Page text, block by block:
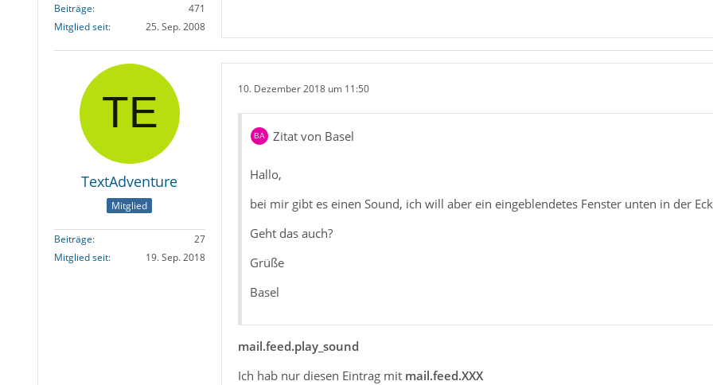
Beiträge
471
Mitglied seit
25. Sep. 2008
TextAdventure
Mitglied
Beiträge
27
Mitglied seit
19. Sep. 2018
10. Dezember 2018 um 11:50
Zitat von Basel
Hallo,
bei mir gibt es einen Sound, ich will aber ein eingeblendetes Fenster unten in der
Geht das auch?
Grüße
Basel
mail.feed.play_sound
Ich hab nur diesen Eintrag mit mail.feed.XXX